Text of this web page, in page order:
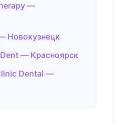
—
Новокузнецк
— Красноярск
Dental —